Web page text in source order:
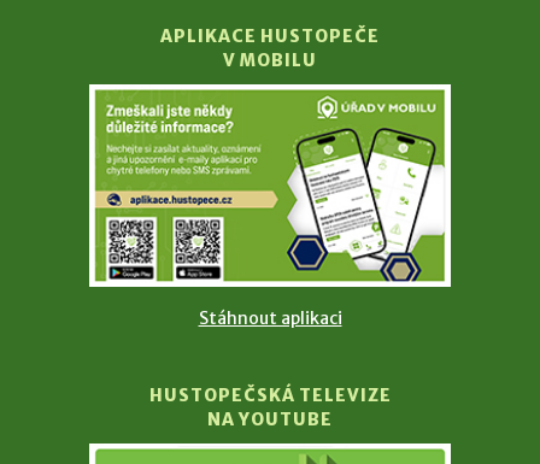
APLIKACE HUSTOPEČE
V MOBILU
Stáhnout aplikaci
HUSTOPEČSKÁ TELEVIZE
NA YOUTUBE